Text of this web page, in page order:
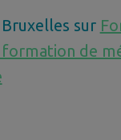
sur
de